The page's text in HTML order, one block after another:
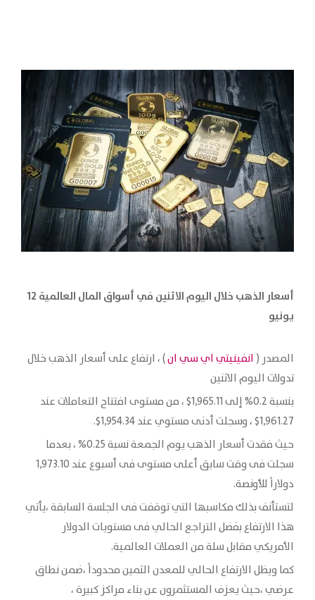
أسعار الذهب خلال اليوم الاثنين في أسواق المال العالمية 12
يونيو
المصدر ( انفينيتي اي سي ان) ، ارتفاع على أسعار الذهب خلال
تدولات اليوم الاثنين
بنسبة 0.2% إلى 1,965.11$ ، من مستوى افتتاح ‏التعاملات عند
1,961.27$ ، وسجلت أدنى مستوي عند 1,954.34$.‏
حيث فقدت أسعار الذهب يوم الجمعة نسبة 0.25% ، بعدما
سجلت فى وقت سابق أعلى ‏مستوى فى أسبوع عند 1,973.10
دولاراً للأونصة.‏
لتستأنف بذلك مكاسبها التي توقفت ‏فى الجلسة السابقة ،يأتي
هذا الارتفاع بفضل التراجع الحالي فى مستويات الدولار
‏الأمريكي مقابل سلة من العملات العالمية.‏
كما ويظل الارتفاع الحالي للمعدن الثمين محدوداً ،ضمن نطاق
عرضي ،حيث يعزف ‏المستثمرون عن بناء مراكز كبيرة ،